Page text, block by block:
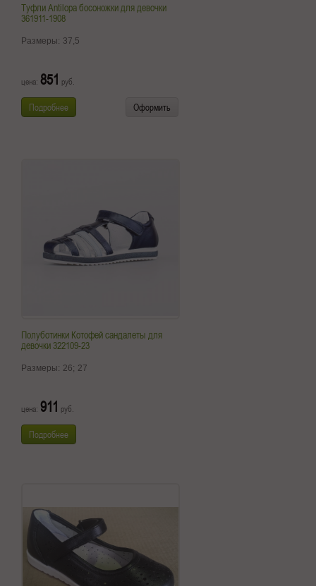
Туфли Antilopa босоножки для девочки
361911-1908
Размеры: 37,5
цена: 851 руб.
Подробнее Оформить
Полуботинки Котофей сандалеты для
девочки 322109-23
Размеры: 26; 27
цена: 911 руб.
Подробнее